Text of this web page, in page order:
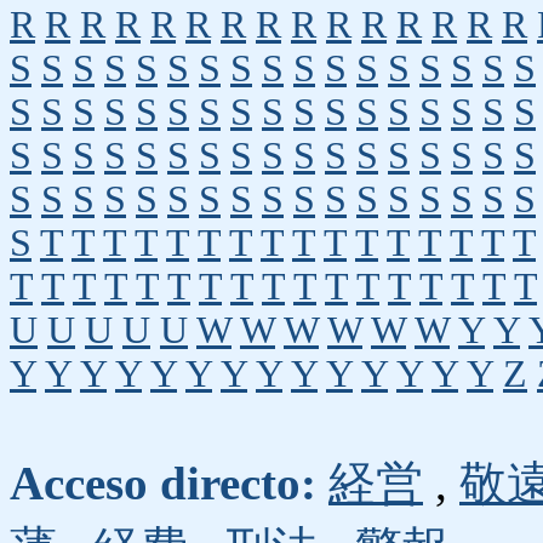
R R R R R R R R R R R R R R R
S S S S S S S S S S S S S S S S S
S S S S S S S S S S S S S S S S S
S S S S S S S S S S S S S S S S S
S S S S S S S S S S S S S S S S S
S T T T T T T T T T T T T T T T T
T T T T T T T T T T T T T T T T T
U U U U U W W W W W W Y Y
Y Y Y Y Y Y Y Y Y Y Y Y Y Y Z
Acceso directo: 経営 , 敬